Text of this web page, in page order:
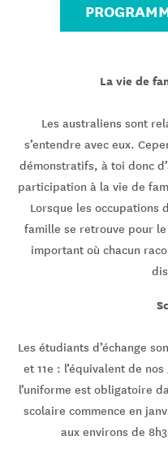
La vie de
Les australiens sont
s’entendre avec eux.
démonstratifs, à toi donc
participation à la vie de
Lorsque les occupations
famille se retrouve pour
important où chacun
Les étudiants d’échange
et 11e : l’équivalent de
l’uniforme est obligatoire
scolaire commence en
aux environs de